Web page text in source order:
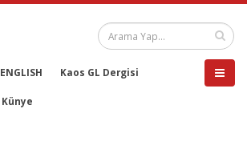
ENGLISH Kaos GL Dergisi
Künye